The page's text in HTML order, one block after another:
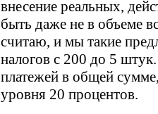
внесение реальных,
быть даже не в объеме
считаю, и мы такие
налогов с 200 до 5
платежей в общей
уровня 20 процентов.